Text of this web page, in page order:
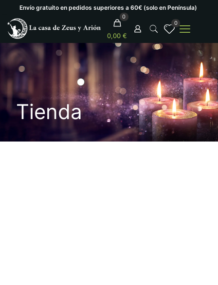
Envío gratuíto en pedidos superiores a 60€ (solo en Península)
0
0,00 €
0
Tienda